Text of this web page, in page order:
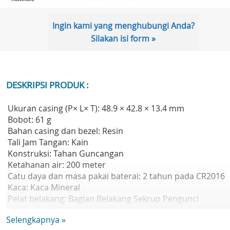
Ingin kami yang menghubungi Anda?
Silakan isi form »
DESKRIPSI PRODUK :
Ukuran casing (P× L× T): 48.9 × 42.8 × 13.4 mm
Bobot: 61 g
Bahan casing dan bezel: Resin
Tali Jam Tangan: Kain
Konstruksi: Tahan Guncangan
Ketahanan air: 200 meter
Catu daya dan masa pakai baterai: 2 tahun pada CR2016
Kaca: Kaca Mineral
Pelat belakang: Bagian Belakang Sekrup Pengunci
Fitur jam:
Selengkapnya »